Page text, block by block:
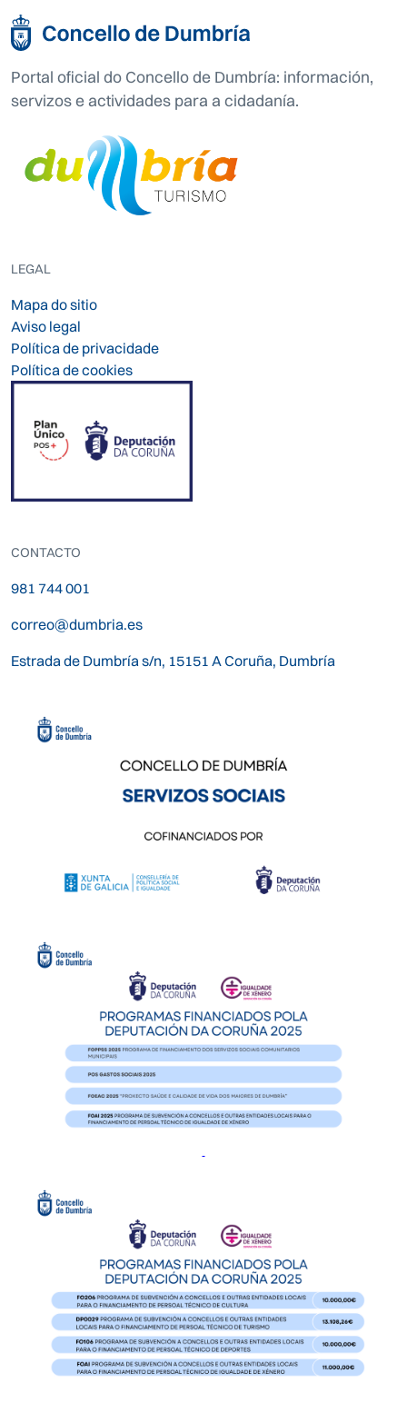
Portal oficial do Concello de Dumbría: información,
servizos e actividades para a cidadanía.
LEGAL
Mapa do sitio
Aviso legal
Política de privacidade
Política de cookies
CONTACTO
981 744 001
correo@dumbria.es
Estrada de Dumbría s/n, 15151 A Coruña, Dumbría